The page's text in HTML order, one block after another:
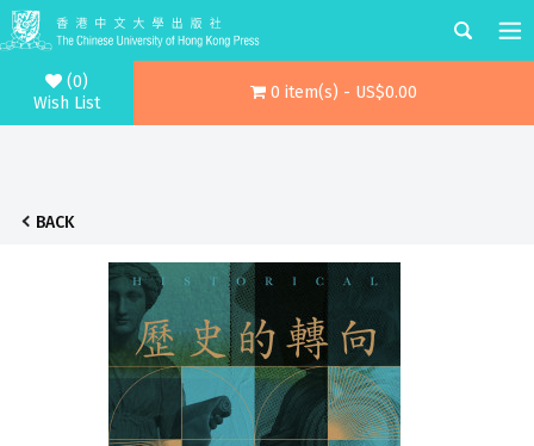
(0)
Wish List
0 item(s) - US$0.00
BACK